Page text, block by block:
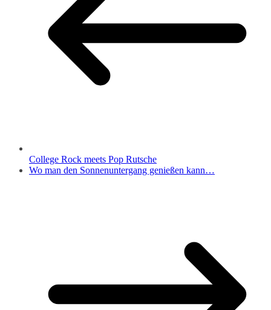
College Rock meets Pop Rutsche
Wo man den Sonnenuntergang genießen kann…